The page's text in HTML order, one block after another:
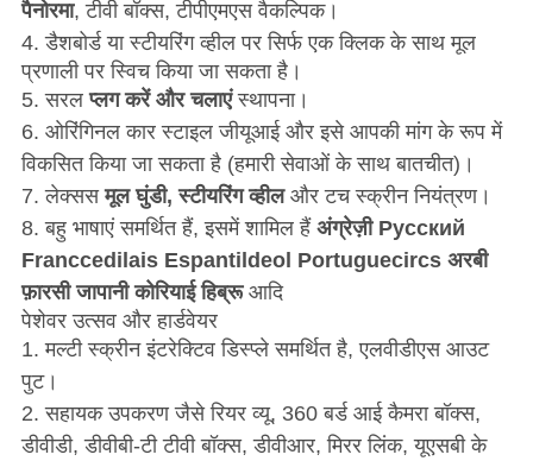
पैनोरमा, टीवी बॉक्स, टीपीएमएस वैकल्पिक।
4.डैशबोर्ड या स्टीयरिंग व्हील पर सिर्फ एक क्लिक के साथ मूल
प्रणाली पर स्विच किया जा सकता है।
5. सरलप्लग करें और चलाएंस्थापना।
6. ओरिंगिनल कार स्टाइल जीयूआई और इसे आपकी मांग के रूप में
विकसित किया जा सकता है (हमारी सेवाओं के साथ बातचीत)।
7.लेक्ससमूल घुंडी, स्टीयरिंग व्हीलऔर टच स्क्रीन नियंत्रण।
8. बहु भाषाएं समर्थित हैं, इसमें शामिल हैं अंग्रेज़ी Pусский
Franccedilais Espantildeol Portuguecircs अरबी
फ़ारसी जापानी कोरियाई हिब्रूआदि
पेशेवर उत्सव और हार्डवेयर
1. मल्टी स्क्रीन इंटरेक्टिव डिस्प्ले समर्थित है, एलवीडीएस आउट
पुट।
2. सहायक उपकरण जैसे रियर व्यू, 360 बर्ड आई कैमरा बॉक्स,
डीवीडी, डीवीबी-टी टीवी बॉक्स, डीवीआर, मिरर लिंक, यूएसबी के